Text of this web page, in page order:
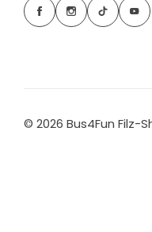
© 2026 Bus4Fun Filz-